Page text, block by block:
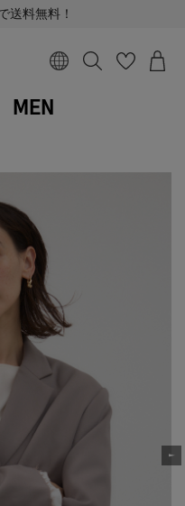
送料無料！
MEN